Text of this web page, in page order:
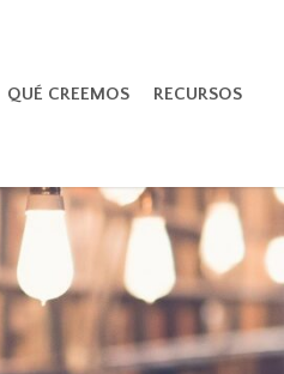
QUÉ CREEMOS RECURSOS